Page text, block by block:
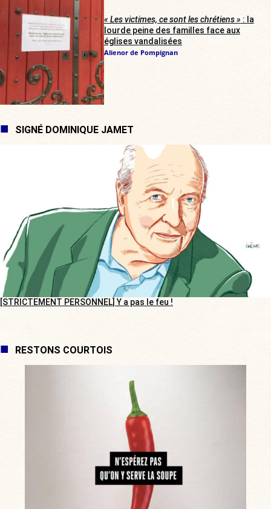
« Les victimes, ce sont les chrétiens » : la
lourde peine des familles face aux
églises vandalisées
Alienor de Pompignan
SIGNÉ DOMINIQUE JAMET
[STRICTEMENT PERSONNEL] Y a pas le feu !
RESTONS COURTOIS